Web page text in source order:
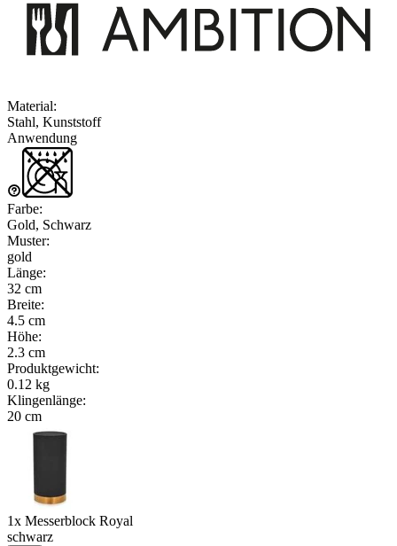
Material:
Stahl, Kunststoff
Anwendung
Farbe:
Gold, Schwarz
Muster:
gold
Länge:
32 cm
Breite:
4.5 cm
Höhe:
2.3 cm
Produktgewicht:
0.12 kg
Klingenlänge:
20 cm
1x Messerblock Royal
schwarz